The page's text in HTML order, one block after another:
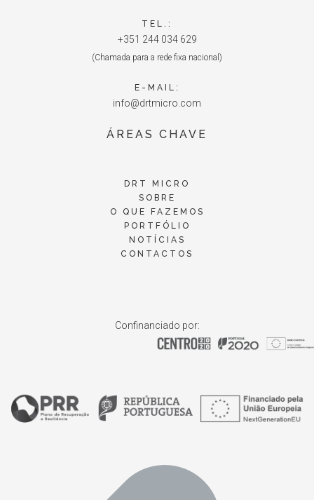
TEL.:
+351 244 034 629
(Chamada para a rede fixa nacional)
E-MAIL:
info@drtmicro.com
ÁREAS CHAVE
DRT MICRO
SOBRE
O QUE FAZEMOS
PORTFÓLIO
NOTÍCIAS
CONTACTOS
Confinanciado por: